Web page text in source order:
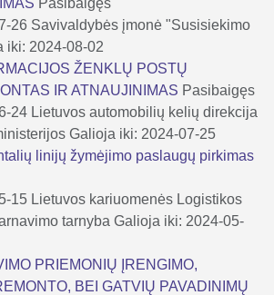
26 Savivaldybės įmonė "Susisiekimo
iki: 2024-08-02
ŽENKLŲ POSTŲ
IR ATNAUJINIMAS Pasibaigęs
24 Lietuvos automobilių kelių direkcija
Galioja iki: 2024-07-25
linijų žymėjimo paslaugų pirkimas
15 Lietuvos kariuomenės Logistikos
tarnyba Galioja iki: 2024-05-
PRIEMONIŲ ĮRENGIMO,
BEI GATVIŲ PAVADINIMŲ